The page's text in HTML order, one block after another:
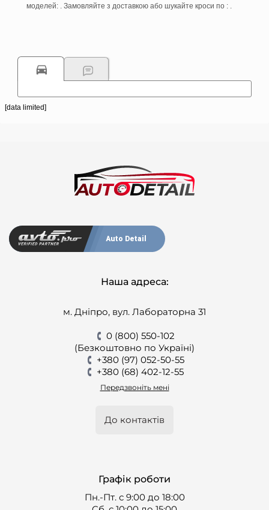
моделей: . Замовляйте з доставкою або шукайте кроси по : .
[data limited]
Auto Detail
Наша адреса:
м. Дніпро, вул. Лабораторна 31
0 (800) 550-102
(Безкоштовно по Україні)
+380 (97) 052-50-55
+380 (68) 402-12-55
Передзвоніть мені
До контактів
Графік роботи
Пн.-Пт. с 9:00 до 18:00